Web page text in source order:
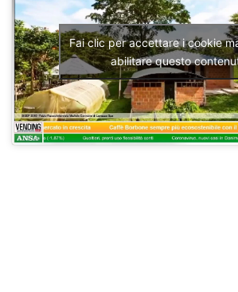
Fai clic per accettare i cookie
abilitare questo